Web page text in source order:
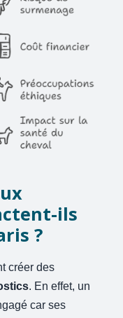
ils
?
créer des
. En effet, un
car ses